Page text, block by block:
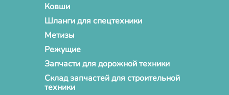
Ковши
Шланги для спецтехники
Метизы
Режущие
Запчасти для дорожной техники
Склад запчастей для строительной
техники